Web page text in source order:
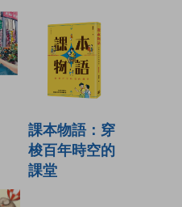
課本物語：穿
梭百年時空的
課堂